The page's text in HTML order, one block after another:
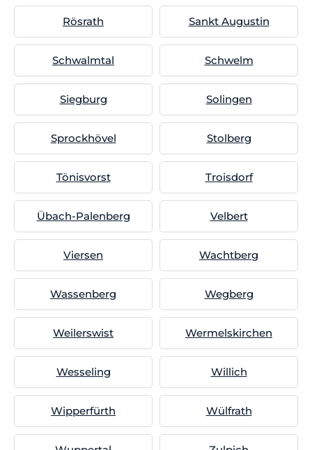
Rösrath Sankt Augustin
Schwalmtal Schwelm
Siegburg Solingen
Sprockhövel Stolberg
Tönisvorst Troisdorf
Übach-Palenberg Velbert
Viersen Wachtberg
Wassenberg Wegberg
Weilerswist Wermelskirchen
Wesseling Willich
Wipperfürth Wülfrath